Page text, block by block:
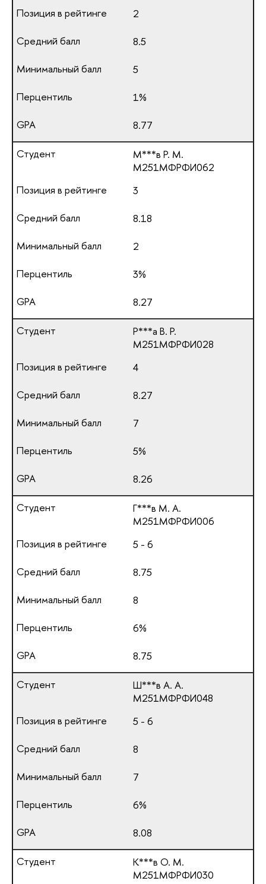
2
8.5
5
1%
8.77
М***в Р. М.
М251МФРФИ062
3
8.18
2
3%
8.27
Р***а В. Р.
М251МФРФИ028
4
8.27
7
5%
8.26
Г***в М. А.
М251МФРФИ006
5 - 6
8.75
8
6%
8.75
Ш***в А. А.
М251МФРФИ048
5 - 6
8
7
6%
8.08
К***в О. М.
М251МФРФИ030